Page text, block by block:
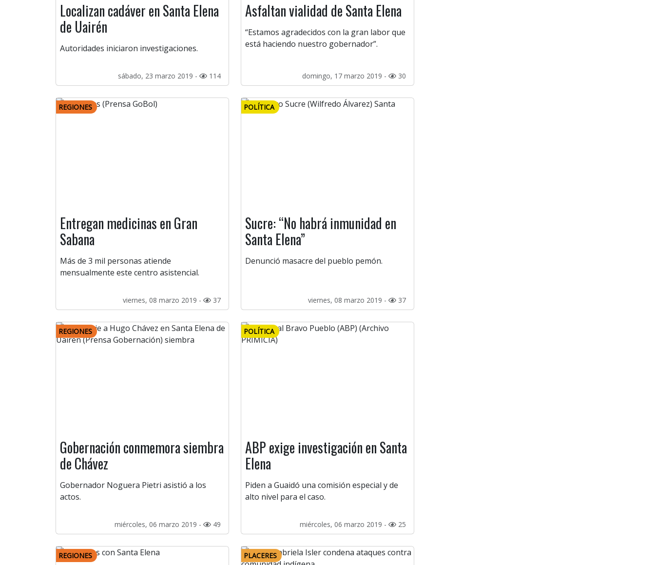
Localizan cadáver en Santa Elena
de Uairén
Autoridades iniciaron investigaciones.
sábado, 23 marzo 2019 - 114
Asfaltan vialidad de Santa Elena
“Estamos agradecidos con la gran labor que
está haciendo nuestro gobernador”.
domingo, 17 marzo 2019 - 30
REGIONES
Entregan medicinas en Gran
Sabana
Más de 3 mil personas atiende
mensualmente este centro asistencial.
viernes, 08 marzo 2019 - 37
POLÍTICA
Sucre: “No habrá inmunidad en
Santa Elena”
Denunció masacre del pueblo pemón.
viernes, 08 marzo 2019 - 37
REGIONES
Gobernación conmemora siembra
de Chávez
Gobernador Noguera Pietri asistió a los
actos.
miércoles, 06 marzo 2019 - 49
POLÍTICA
ABP exige investigación en Santa
Elena
Piden a Guaidó una comisión especial y de
alto nivel para el caso.
miércoles, 06 marzo 2019 - 25
REGIONES PLACERES